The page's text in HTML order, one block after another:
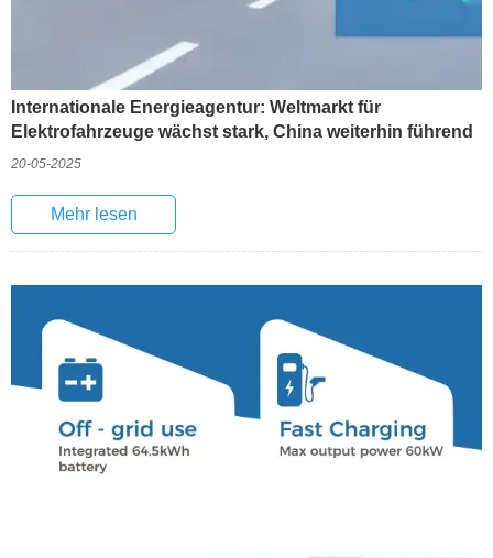
Internationale Energieagentur: Weltmarkt für
Elektrofahrzeuge wächst stark, China weiterhin führend
20-05-2025
Mehr lesen